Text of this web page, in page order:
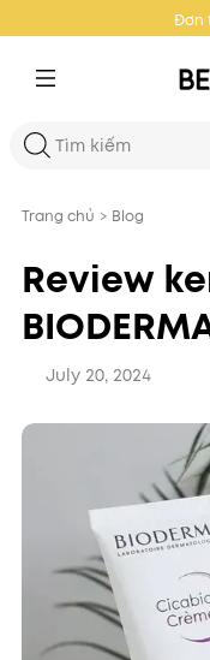
Đơn
Trang chủ > Blog
Review
July 20, 2024